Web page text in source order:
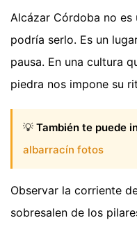
Alcázar Córdoba no es
podría serlo. Es un
pausa. En una cultura
piedra nos impone su
💡 También te puede
albarracín fotos
Observar la corriente
sobresalen de los